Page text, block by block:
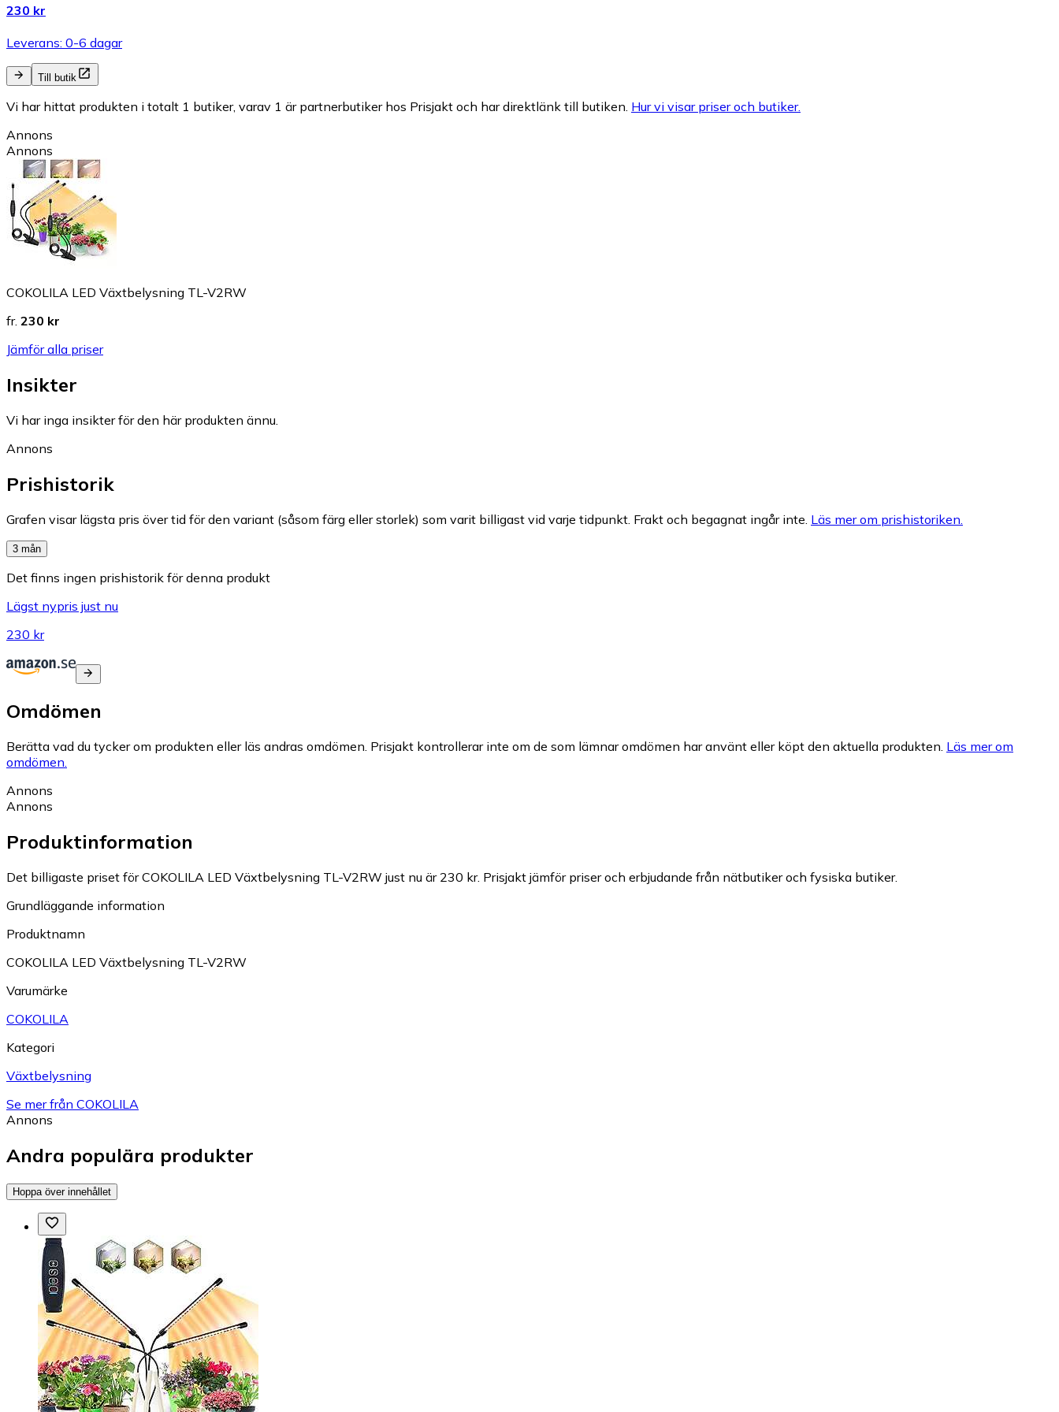
230 kr
Leverans: 0-6 dagar
Till butik
Vi har hittat produkten i totalt 1 butiker, varav 1 är partnerbutiker hos Prisjakt och har direktlänk till butiken. Hur vi visar priser och butiker.
Annons
Annons
COKOLILA LED Växtbelysning TL-V2RW
fr. 230 kr
Jämför alla priser
Insikter
Vi har inga insikter för den här produkten ännu.
Annons
Prishistorik
Grafen visar lägsta pris över tid för den variant (såsom färg eller storlek) som varit billigast vid varje tidpunkt. Frakt och begagnat ingår inte. Läs mer om prishistoriken.
3 mån
Det finns ingen prishistorik för denna produkt
Lägst nypris just nu
230 kr
Omdömen
Berätta vad du tycker om produkten eller läs andras omdömen. Prisjakt kontrollerar inte om de som lämnar omdömen har använt eller köpt den aktuella produkten. Läs mer om
omdömen.
Annons
Annons
Produktinformation
Det billigaste priset för COKOLILA LED Växtbelysning TL-V2RW just nu är 230 kr. Prisjakt jämför priser och erbjudande från nätbutiker och fysiska butiker.
Grundläggande information
Produktnamn
COKOLILA LED Växtbelysning TL-V2RW
Varumärke
COKOLILA
Kategori
Växtbelysning
Se mer från COKOLILA
Annons
Andra populära produkter
Hoppa över innehållet